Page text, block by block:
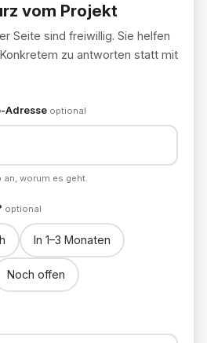
vom Projekt
Seite sind freiwillig. Sie helfen
zu antworten statt mit
Adresse optional
an, worum es geht.
optional
In 1–3 Monaten
Noch offen